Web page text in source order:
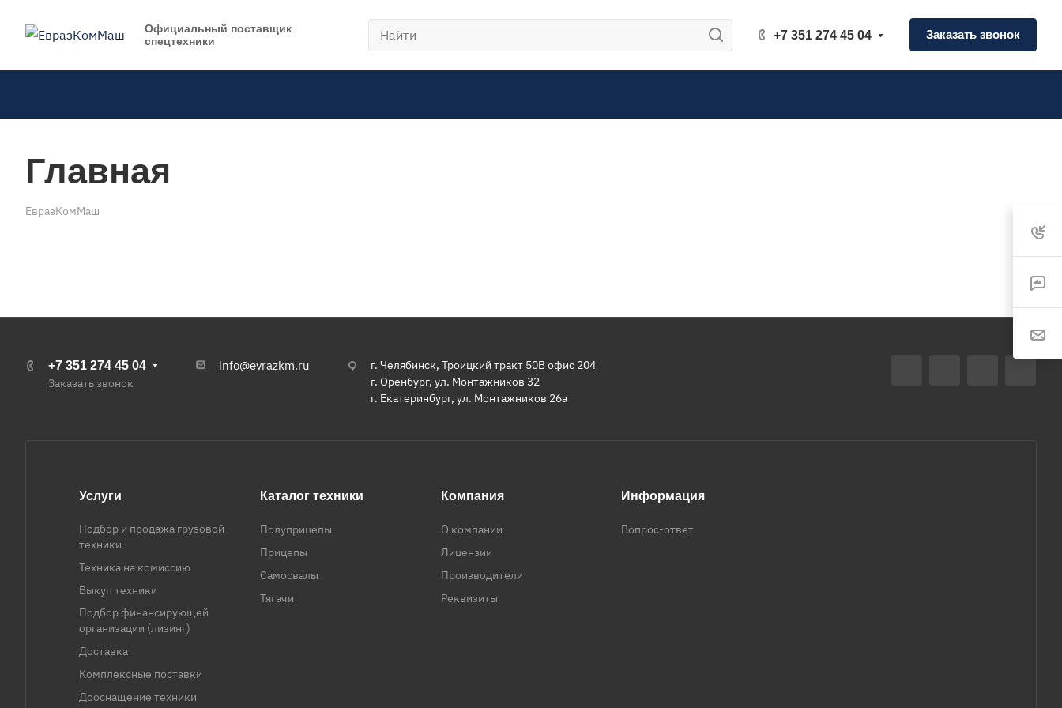
Официальный поставщик
спецтехники
+7 351 274 45 04 Заказать звонок
Главная
ЕвразКомМаш
+7 351 274 45 04
Заказать звонок
info@evrazkm.ru
г. Челябинск, Троицкий тракт 50В офис 204
г. Оренбург, ул. Монтажников 32
г. Екатеринбург, ул. Монтажников 26а
Услуги
Подбор и продажа грузовой
техники
Техника на комиссию
Выкуп техники
Подбор финансирующей
организации (лизинг)
Доставка
Комплексные поставки
Дооснащение техники
Каталог техники
Полуприцепы
Прицепы
Самосвалы
Тягачи
Компания
О компании
Лицензии
Производители
Реквизиты
Информация
Вопрос-ответ